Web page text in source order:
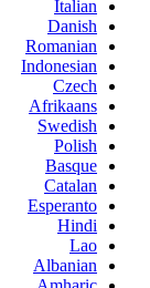
Italian
Danish
Romanian
Indonesian
Czech
Afrikaans
Swedish
Polish
Basque
Catalan
Esperanto
Hindi
Lao
Albanian